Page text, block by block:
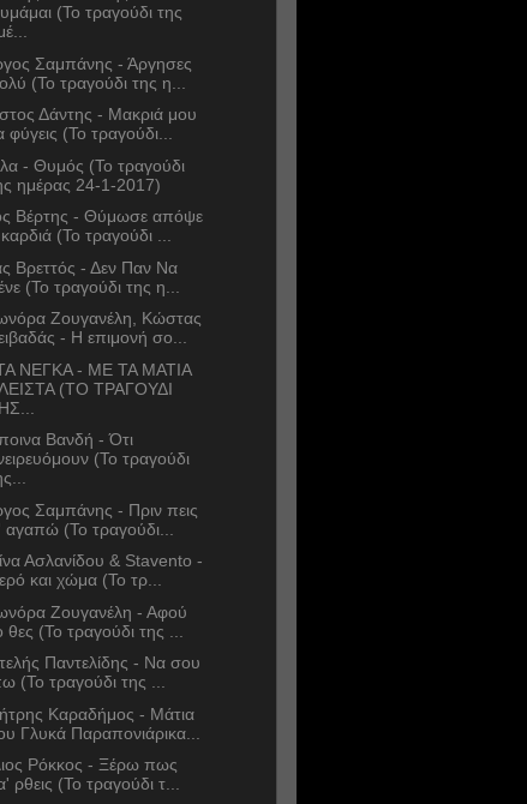
(Το τραγούδι της
Σαμπάνης - Άργησες
(Το τραγούδι της η...
Δάντης - Μακριά μου
φύγεις (Το τραγούδι...
- Θυμός (Το τραγούδι
ημέρας 24-1-2017)
Βέρτης - Θύμωσε απόψε
(Το τραγούδι ...
Βρεττός - Δεν Παν Να
(Το τραγούδι της η...
Ζουγανέλη, Κώστας
- Η επιμονή σο...
ΝΕΓΚΑ - ΜΕ ΤΑ ΜΑΤΙΑ
(ΤΟ ΤΡΑΓΟΥΔΙ
Βανδή - Ότι
(Το τραγούδι
Σαμπάνης - Πριν πεις
αγαπώ (Το τραγούδι...
Ασλανίδου & Stavento -
και χώμα (Το τρ...
Ζουγανέλη - Αφού
θες (Το τραγούδι της ...
Παντελίδης - Να σου
(Το τραγούδι της ...
Καραδήμος - Μάτια
Γλυκά Παραπονιάρικα...
Ρόκκος - Ξέρω πως
ρθεις (Το τραγούδι τ...